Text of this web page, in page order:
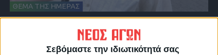
Σεβόμαστε την ιδιωτικότητά σας
ΘΕΜΑ ΤΗΣ ΗΜΕΡΑΣ
θερινές εκπτώσεις για κάποια αγορά;